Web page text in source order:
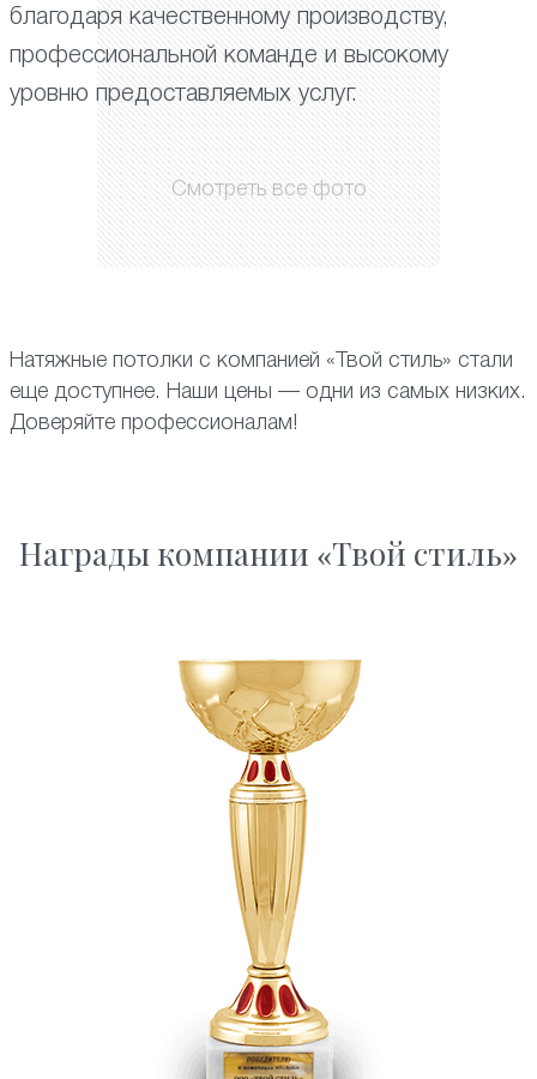
благодаря качественному производству,
профессиональной команде и высокому
уровню предоставляемых услуг.
Смотреть все фото
Натяжные потолки с компанией «Твой стиль» стали
еще доступнее. Наши цены — одни из самых низких.
Доверяйте профессионалам!
Награды компании «Твой стиль»